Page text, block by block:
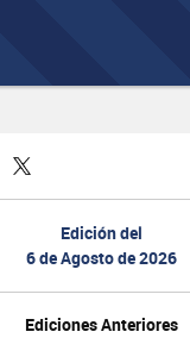
Edición del
6 de Agosto de 2026
Ediciones Anteriores